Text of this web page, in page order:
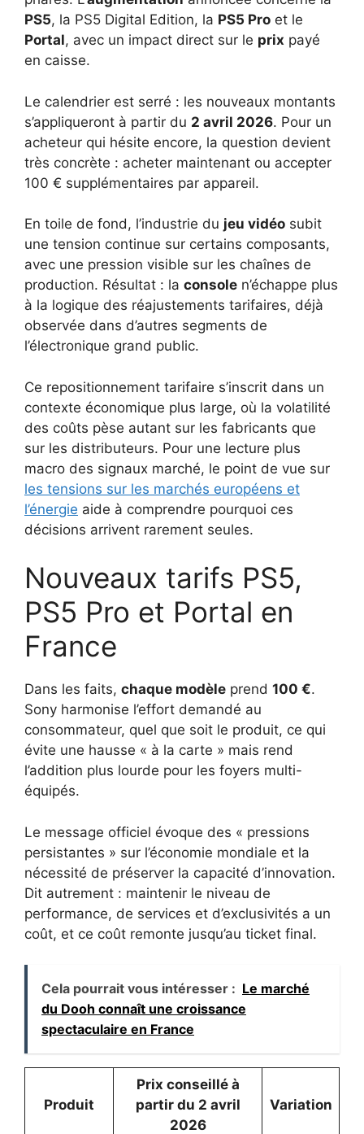
PS5, la PS5 Digital Edition, la PS5 Pro et le
Portal, avec un impact direct sur le prix payé
en caisse.
Le calendrier est serré : les nouveaux montants
s’appliqueront à partir du 2 avril 2026. Pour un
acheteur qui hésite encore, la question devient
très concrète : acheter maintenant ou accepter
100 € supplémentaires par appareil.
En toile de fond, l’industrie du jeu vidéo subit
une tension continue sur certains composants,
avec une pression visible sur les chaînes de
production. Résultat : la console n’échappe plus
à la logique des réajustements tarifaires, déjà
observée dans d’autres segments de
l’électronique grand public.
Ce repositionnement tarifaire s’inscrit dans un
contexte économique plus large, où la volatilité
des coûts pèse autant sur les fabricants que
sur les distributeurs. Pour une lecture plus
macro des signaux marché, le point de vue sur
les tensions sur les marchés européens et
l’énergie aide à comprendre pourquoi ces
décisions arrivent rarement seules.
Nouveaux tarifs PS5,
PS5 Pro et Portal en
France
Dans les faits, chaque modèle prend 100 €.
Sony harmonise l’effort demandé au
consommateur, quel que soit le produit, ce qui
évite une hausse « à la carte » mais rend
l’addition plus lourde pour les foyers multi-
équipés.
Le message officiel évoque des « pressions
persistantes » sur l’économie mondiale et la
nécessité de préserver la capacité d’innovation.
Dit autrement : maintenir le niveau de
performance, de services et d’exclusivités a un
coût, et ce coût remonte jusqu’au ticket final.
Cela pourrait vous intéresser : Le marché
du Dooh connaît une croissance
spectaculaire en France
Produit
Prix conseillé à
partir du 2 avril
2026
Variation